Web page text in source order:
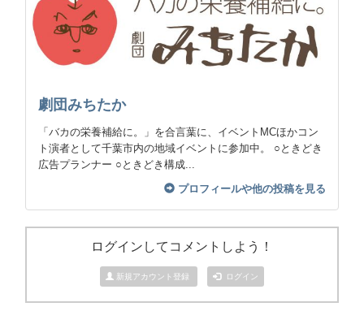
劇団みちたか
「バカの栄養補給に。」を合言葉に、イベントMCほかコン
ト演者として千葉市内の地域イベントに参加中。 ○ときどき
広告プランナー ○ときどき構成...
プロフィールや他の投稿を見る
ログインしてコメントしよう！
新規アカウント登録 ログイン